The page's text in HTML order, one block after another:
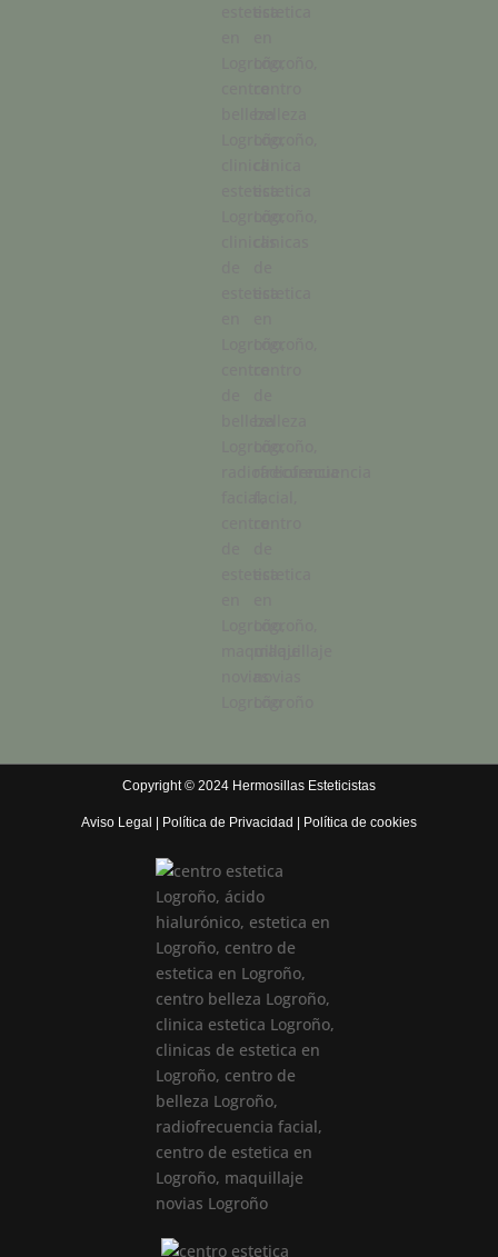
Copyright © 2024 Hermosillas Esteticistas
Aviso Legal Política de Privacidad Política de cookies